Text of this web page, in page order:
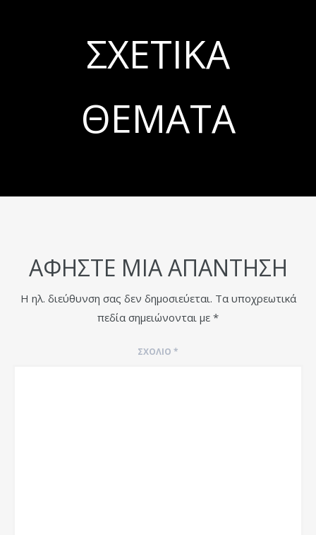
ΣΧΕΤΙΚΆ
ΘΈΜΑΤΑ
ΑΦΉΣΤΕ ΜΙΑ ΑΠΆΝΤΗΣΗ
Η ηλ. διεύθυνση σας δεν δημοσιεύεται. Τα υποχρεωτικά
πεδία σημειώνονται με *
ΣΧΌΛΙΟ *